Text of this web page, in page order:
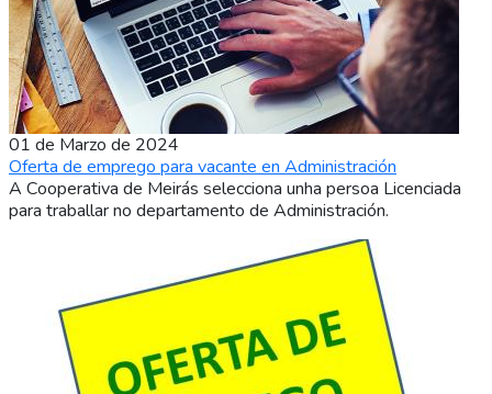
01 de Marzo de 2024
Oferta de emprego para vacante en Administración
A Cooperativa de Meirás selecciona unha persoa Licenciada
para traballar no departamento de Administración.